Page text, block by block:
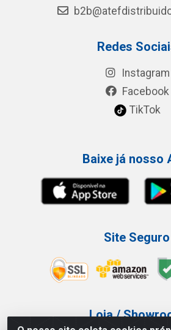
Redes
Instagram
Facebook
TikTok
Baixe já nosso
Site Seguro
Loja /